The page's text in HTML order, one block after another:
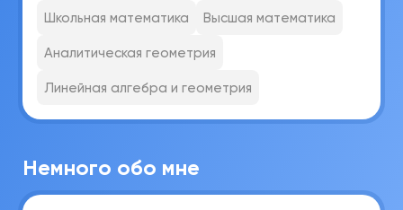
Школьная математика Высшая математика
Аналитическая геометрия
Линейная алгебра и геометрия
Немного обо мне